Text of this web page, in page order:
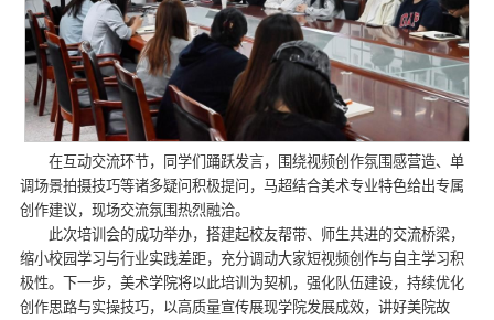
在互动交流环节，同学们踊跃发言，围绕视频创作氛围感营造、单
调场景拍摄技巧等诸多疑问积极提问，马超结合美术专业特色给出专属
创作建议，现场交流氛围热烈融洽。
此次培训会的成功举办，搭建起校友帮带、师生共进的交流桥梁，
缩小校园学习与行业实践差距，充分调动大家短视频创作与自主学习积
极性。下一步，美术学院将以此培训为契机，强化队伍建设，持续优化
创作思路与实操技巧，以高质量宣传展现学院发展成效，讲好美院故